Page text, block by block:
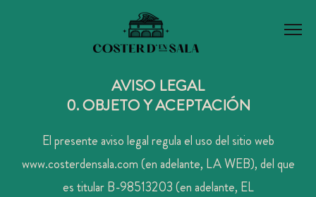
AVISO LEGAL
0. OBJETO Y ACEPTACIÓN
El presente aviso legal regula el uso del sitio web
www.costerdensala.com (en adelante, LA WEB), del que
es titular B-98513203(en adelante, EL